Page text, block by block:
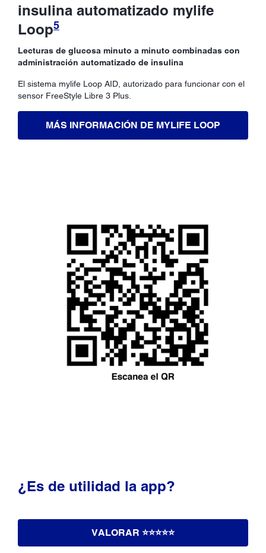
insulina automatizado mylife
Loop5
Lecturas de glucosa minuto a minuto combinadas con
administración automatizado de insulina
El sistema mylife Loop AID, autorizado para funcionar con el
sensor FreeStyle Libre 3 Plus.
MÁS INFORMACIÓN DE MYLIFE LOOP
¿Es de utilidad la app?
VALORAR ⭐️⭐️⭐️⭐️⭐️